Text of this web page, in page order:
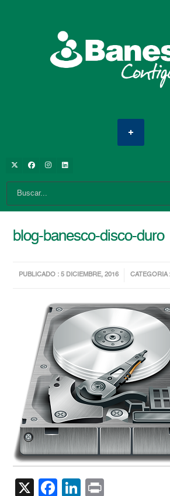
blog-banesco-disco-duro
PUBLICADO : 5 DICIEMBRE, 2016 CATEGORIA :
X Facebook
LinkedIn